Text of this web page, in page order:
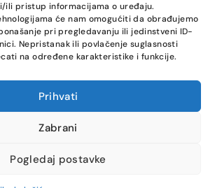
ili pristup informacijama o uređaju.
će nam omogućiti da obrađujemo
pri pregledavanju ili jedinstveni ID-
Nepristanak ili povlačenje suglasnosti
na određene karakteristike i funkcije.
Prihvati
Zabrani
Pogledaj postavke
COMPARE (0)